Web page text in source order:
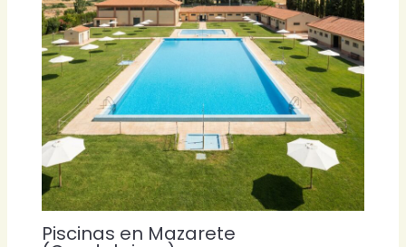
Piscinas en Mazarete